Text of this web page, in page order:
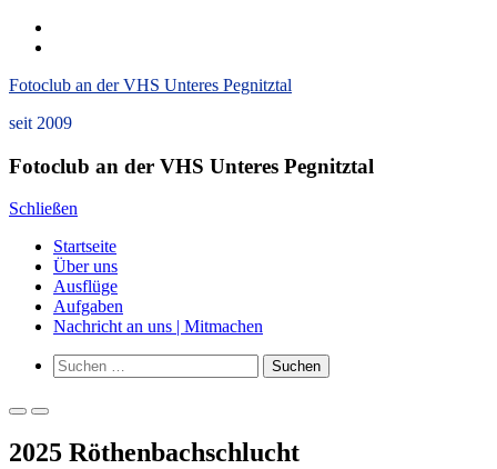
Zum
Inhalt
Impressum
Fotoclub an der VHS Unteres Pegnitztal
seit 2009
Fotoclub an der VHS Unteres Pegnitztal
Schließen
Startseite
Über uns
Ausflüge
Aufgaben
Nachricht an uns | Mitmachen
Such-
Formular
Suchen
nach:
Primäres
für
Primäres
für
2025 Röthenbachschlucht